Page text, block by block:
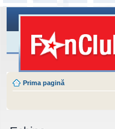
Prima pagină